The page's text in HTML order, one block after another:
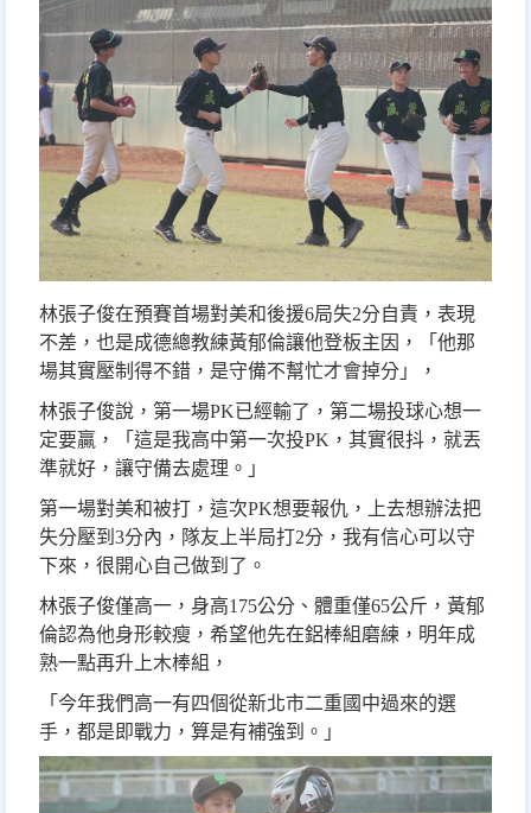
林張子俊在預賽首場對美和後援6局失2分自責，表現
不差，也是成德總教練黃郁倫讓他登板主因，「他那
場其實壓制得不錯，是守備不幫忙才會掉分」，
林張子俊說，第一場PK已經輸了，第二場投球心想一
定要贏，「這是我高中第一次投PK，其實很抖，就丟
準就好，讓守備去處理。」
第一場對美和被打，這次PK想要報仇，上去想辦法把
失分壓到3分內，隊友上半局打2分，我有信心可以守
下來，很開心自己做到了。
林張子俊僅高一，身高175公分、體重僅65公斤，黃郁
倫認為他身形較瘦，希望他先在鋁棒組磨練，明年成
熟一點再升上木棒組，
「今年我們高一有四個從新北市二重國中過來的選
手，都是即戰力，算是有補強到。」